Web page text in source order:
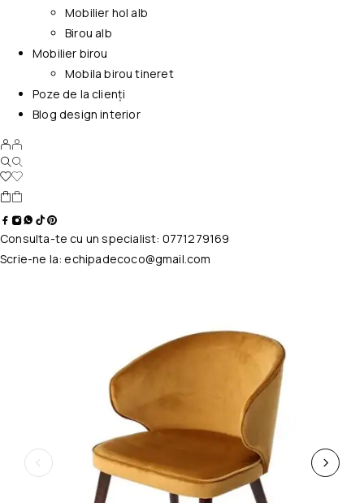
Mobilier hol alb
Birou alb
Mobilier birou
Mobila birou tineret
Poze de la clienți
Blog design interior
Consulta-te cu un specialist: 0771279169
Scrie-ne la:echipadecoco@gmail.com